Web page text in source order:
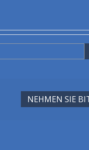
NEHMEN SIE